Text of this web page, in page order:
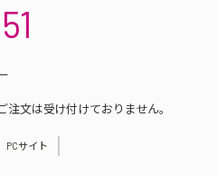
文は受け付けておりません。
PCサイト